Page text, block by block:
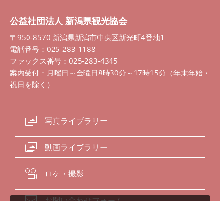
公益社団法人 新潟県観光協会
〒950-8570 新潟県新潟市中央区新光町4番地1
電話番号：025-283-1188
ファックス番号：025-283-4345
案内受付：月曜日～金曜日8時30分～17時15分（年末年始・
祝日を除く）
写真ライブラリー
動画ライブラリー
ロケ・撮影